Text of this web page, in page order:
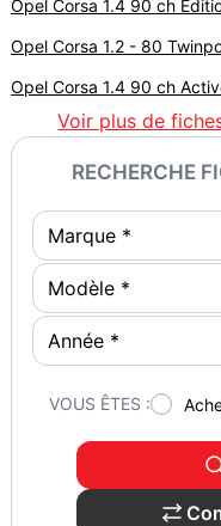
Opel Corsa 1.4 90 ch
Opel Corsa 1.2 - 80
Opel Corsa 1.4 90 ch
Voir plus de
RECHERCHE
VOUS ÊTES :